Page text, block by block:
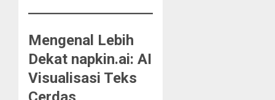
Mengenal Lebih
Dekat napkin.ai: AI
Visualisasi Teks